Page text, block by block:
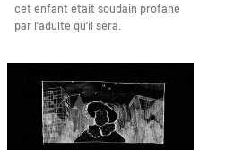
cet enfant était soudain profané
par l’adulte qu’il sera.